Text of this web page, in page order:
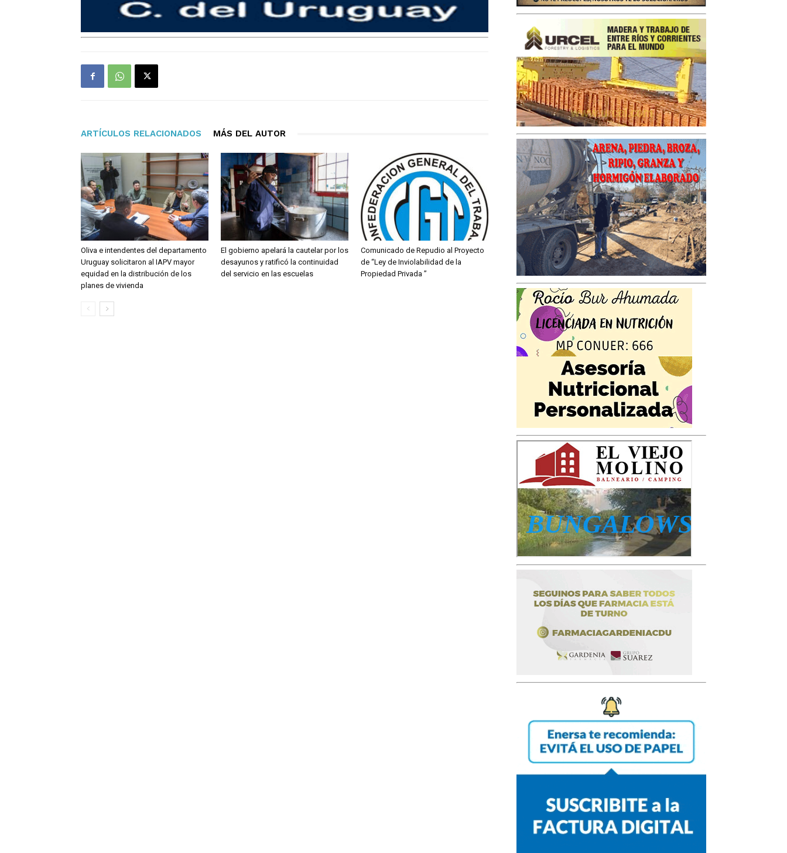
ARTÍCULOS RELACIONADOS MÁS DEL AUTOR
Oliva e intendentes del departamento
Uruguay solicitaron al IAPV mayor
equidad en la distribución de los
planes de vivienda
El gobierno apelará la cautelar por los
desayunos y ratificó la continuidad
del servicio en las escuelas
Comunicado de Repudio al Proyecto
de “Ley de Inviolabilidad de la
Propiedad Privada ”